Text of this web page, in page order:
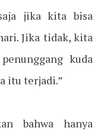
jika kita bisa
Jika tidak, kita
kuda
itu terjadi.”
bahwa hanya